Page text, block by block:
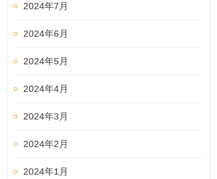
2024年7月
2024年6月
2024年5月
2024年4月
2024年3月
2024年2月
2024年1月